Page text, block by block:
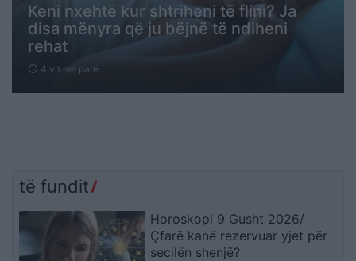
Keni nxehtë kur shtriheni të flini? Ja
disa mënyra që ju bëjnë të ndiheni
rehat
schedule 4 vit me parë
të fundit
Horoskopi 9 Gusht 2026/
Çfarë kanë rezervuar yjet për
secilën shenjë?